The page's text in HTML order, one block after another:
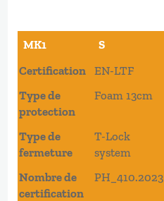
MK1 S
MK1
S
Certification EN-LTF
Type de
protection
Foam 13cm
Type de
fermeture
T-Lock
system
Nombre de
certification
PH_410.2023